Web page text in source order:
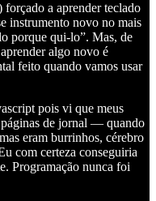
a aprender teclado
instrumento novo no mais
porque qui-lo”. Mas, de
algo novo é
feito quando vamos usar
pois vi que meus
páginas de jornal — quando
eram burrinhos, cérebro
com certeza conseguiria
Programação nunca foi